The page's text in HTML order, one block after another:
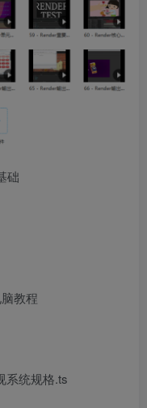
础
教程
系统规格.ts